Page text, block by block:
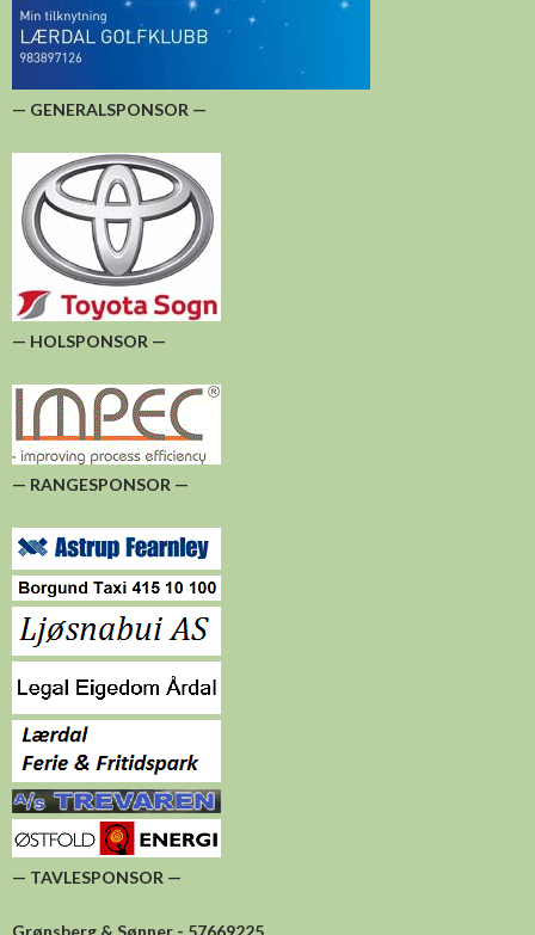
— GENERALSPONSOR —
— HOLSPONSOR —
— RANGESPONSOR —
— TAVLESPONSOR —
Grønsberg & Sønner - 57669225